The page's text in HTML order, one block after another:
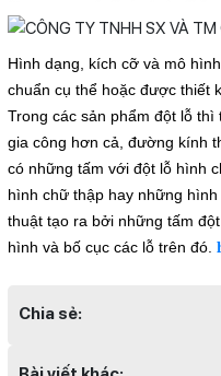
Hình dạng, kích cỡ và mô
chuẩn cụ thể hoặc được thiết
Trong các sản phẩm đột lỗ
gia công hơn cả, đường kính
có những tấm với đột lỗ hình
hình chữ thập hay những
thuật tạo ra bởi những tấm
hình và bố cục các lỗ trên đó.
Chia sẻ: